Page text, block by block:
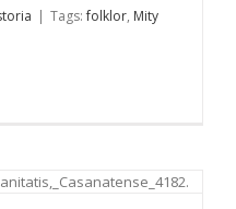
| Tags:folklor, Mity
na stołach ludzkich